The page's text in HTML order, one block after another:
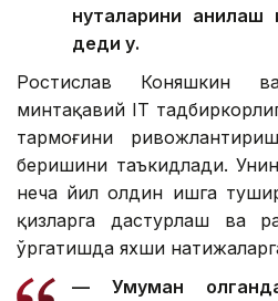
нуқталарини
деди у.
Ростислав Коняшкин
минтақавий IТ
тармоғини
беришини таъкидлади.
неча йил олдин ишга
қизларга дастурлаш ва
ўргатишда яхши
— Умуман